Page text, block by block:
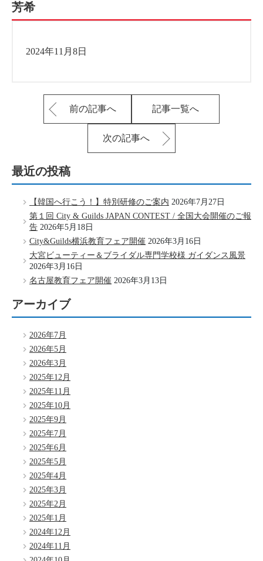
芳希
2024年11月8日
前の記事へ 記事一覧へ
次の記事へ
最近の投稿
【韓国へ行こう！】特別研修のご案内 2026年7月27日
第１回 City & Guilds JAPAN CONTEST / 全国大会開催のご報
告 2026年5月18日
City&Guilds横浜教育フェア開催 2026年3月16日
大宮ビューティー＆ブライダル専門学校様 ガイダンス風景
2026年3月16日
名古屋教育フェア開催 2026年3月13日
アーカイブ
2026年7月
2026年5月
2026年3月
2025年12月
2025年11月
2025年10月
2025年9月
2025年7月
2025年6月
2025年5月
2025年4月
2025年3月
2025年2月
2025年1月
2024年12月
2024年11月